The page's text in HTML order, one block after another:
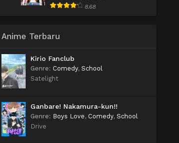
8.68
Anime Terbaru
Kirio Fanclub
Genre: Comedy, School
Satelight
Ganbare! Nakamura-kun!!
Genre: Boys Love, Comedy, School
Drive